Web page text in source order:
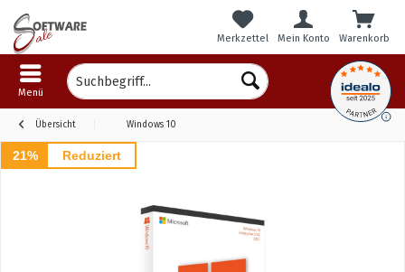
Warenkorb
Merkzettel Mein Konto
Menü
Übersicht Windows 10
21% Reduziert